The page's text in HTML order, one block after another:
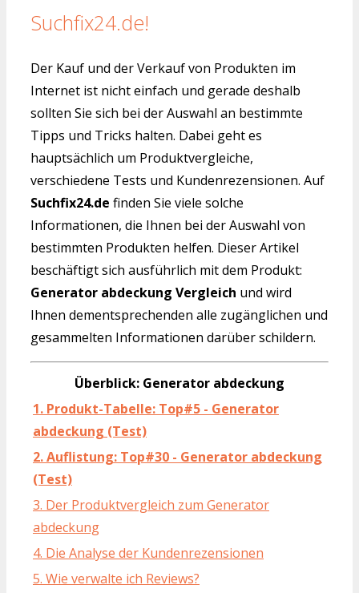
Suchfix24.de!
Der Kauf und der Verkauf von Produkten im
Internet ist nicht einfach und gerade deshalb
sollten Sie sich bei der Auswahl an bestimmte
Tipps und Tricks halten. Dabei geht es
hauptsächlich um Produktvergleiche,
verschiedene Tests und Kundenrezensionen. Auf
Suchfix24.de finden Sie viele solche
Informationen, die Ihnen bei der Auswahl von
bestimmten Produkten helfen. Dieser Artikel
beschäftigt sich ausführlich mit dem Produkt:
Generator abdeckung Vergleich und wird
Ihnen dementsprechenden alle zugänglichen und
gesammelten Informationen darüber schildern.
Überblick: Generator abdeckung
1. Produkt-Tabelle: Top#5 - Generator
abdeckung (Test)
2. Auflistung: Top#30 - Generator abdeckung
(Test)
3. Der Produktvergleich zum Generator
abdeckung
4. Die Analyse der Kundenrezensionen
5. Wie verwalte ich Reviews?